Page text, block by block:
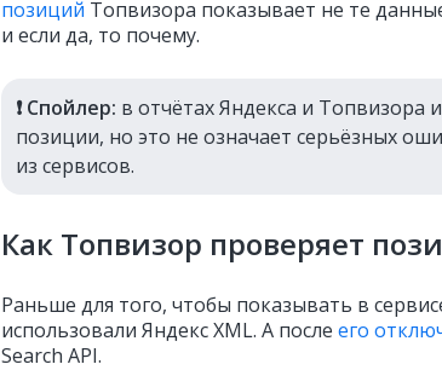
позиций Топвизора показывает не те
и если да, то почему.
❗️ Спойлер: в отчётах Яндекса и Топвизора
позиции, но это не означает серьёзных
из сервисов.
Как Топвизор проверяет
Раньше для того, чтобы показывать в
использовали Яндекс XML. А после его
Search API.